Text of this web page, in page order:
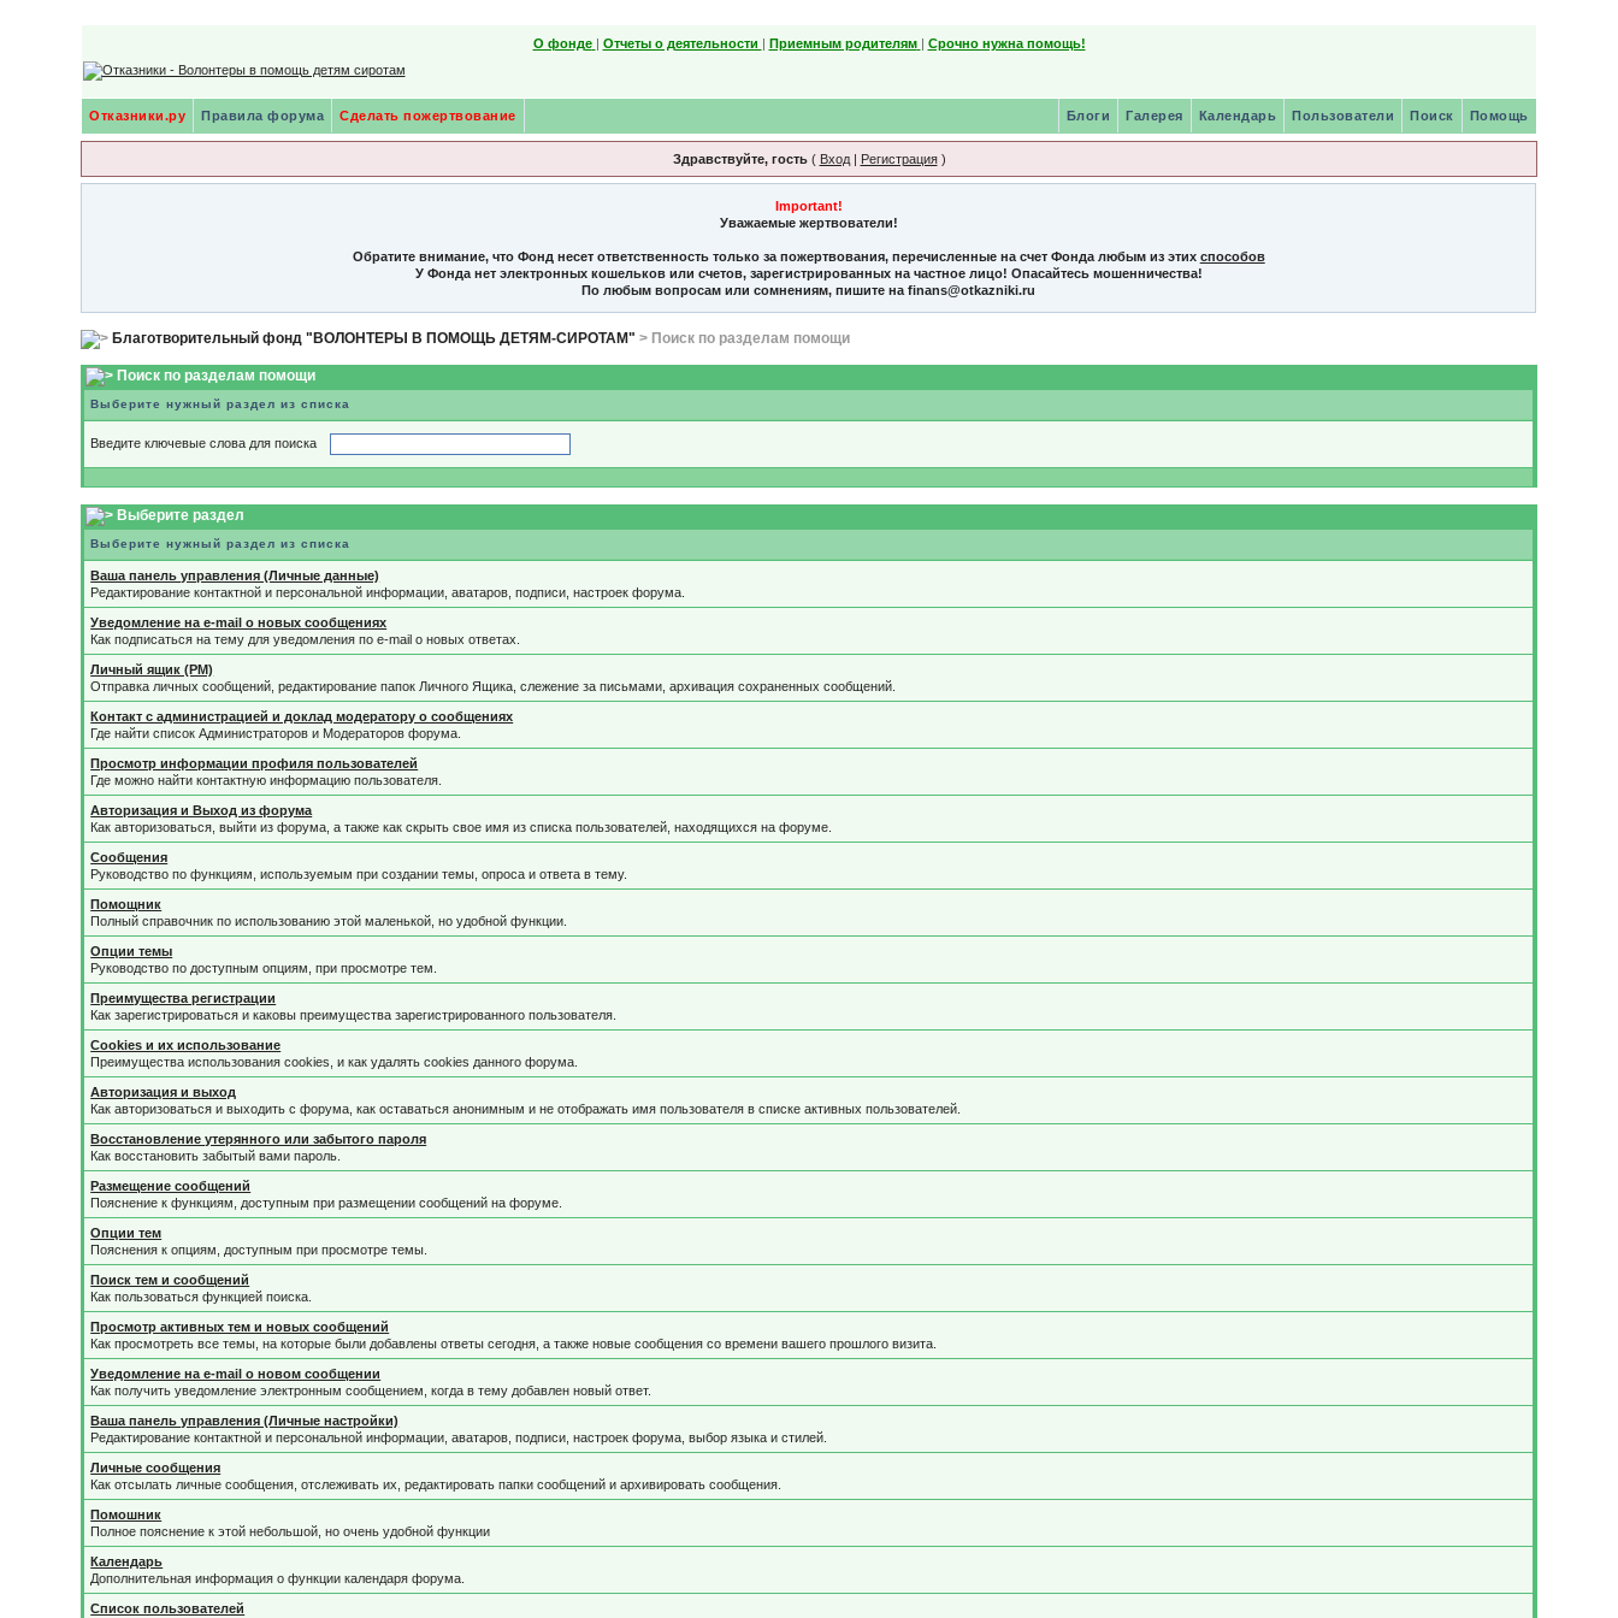
О фонде | Отчеты о деятельности | Приемным родителям | Срочно нужна помощь!
Отказники.ру Правила форума Сделать пожертвование Помощь
Поиск
Пользователи
Календарь
Галерея
Блоги
Здравствуйте, гость( Вход| Регистрация)
Important!
Уважаемые жертвователи!
Обратите внимание, что Фонд несет ответственность только за пожертвования, перечисленные на счет Фонда любым из этих способов
У Фонда нет электронных кошельков или счетов, зарегистрированных на частное лицо! Опасайтесь мошенничества!
По любым вопросам или сомнениям, пишите на finans@otkazniki.ru
Благотворительный фонд "ВОЛОНТЕРЫ В ПОМОЩЬ ДЕТЯМ-СИРОТАМ" > Поиск по разделам помощи
Поиск по разделам помощи
Выберите нужный раздел из списка
Введите ключевые слова для поиска
Выберите раздел
Выберите нужный раздел из списка
Ваша панель управления (Личные данные)
Редактирование контактной и персональной информации, аватаров, подписи, настроек форума.
Уведомление на e-mail о новых сообщениях
Как подписаться на тему для уведомления по e-mail о новых ответах.
Личный ящик (PM)
Отправка личных сообщений, редактирование папок Личного Ящика, слежение за письмами, архивация сохраненных сообщений.
Контакт с администрацией и доклад модератору о сообщениях
Где найти список Администраторов и Модераторов форума.
Просмотр информации профиля пользователей
Где можно найти контактную информацию пользователя.
Авторизация и Выход из форума
Как авторизоваться, выйти из форума, а также как скрыть свое имя из списка пользователей, находящихся на форуме.
Сообщения
Руководство по функциям, используемым при создании темы, опроса и ответа в тему.
Помощник
Полный справочник по использованию этой маленькой, но удобной функции.
Опции темы
Руководство по доступным опциям, при просмотре тем.
Преимущества регистрации
Как зарегистрироваться и каковы преимущества зарегистрированного пользователя.
Cookies и их использование
Преимущества использования cookies, и как удалять cookies данного форума.
Авторизация и выход
Как авторизоваться и выходить с форума, как оставаться анонимным и не отображать имя пользователя в списке активных пользователей.
Восстановление утерянного или забытого пароля
Как восстановить забытый вами пароль.
Размещение сообщений
Пояснение к функциям, доступным при размещении сообщений на форуме.
Опции тем
Пояснения к опциям, доступным при просмотре темы.
Поиск тем и сообщений
Как пользоваться функцией поиска.
Просмотр активных тем и новых сообщений
Как просмотреть все темы, на которые были добавлены ответы сегодня, а также новые сообщения со времени вашего прошлого визита.
Уведомление на е-mail о новом сообщении
Как получить уведомление электронным сообщением, когда в тему добавлен новый ответ.
Ваша панель управления (Личные настройки)
Редактирование контактной и персональной информации, аватаров, подписи, настроек форума, выбор языка и стилей.
Личные сообщения
Как отсылать личные сообщения, отслеживать их, редактировать папки сообщений и архивировать сообщения.
Помошник
Полное пояснение к этой небольшой, но очень удобной функции
Календарь
Дополнительная информация о функции календаря форума.
Список пользователей